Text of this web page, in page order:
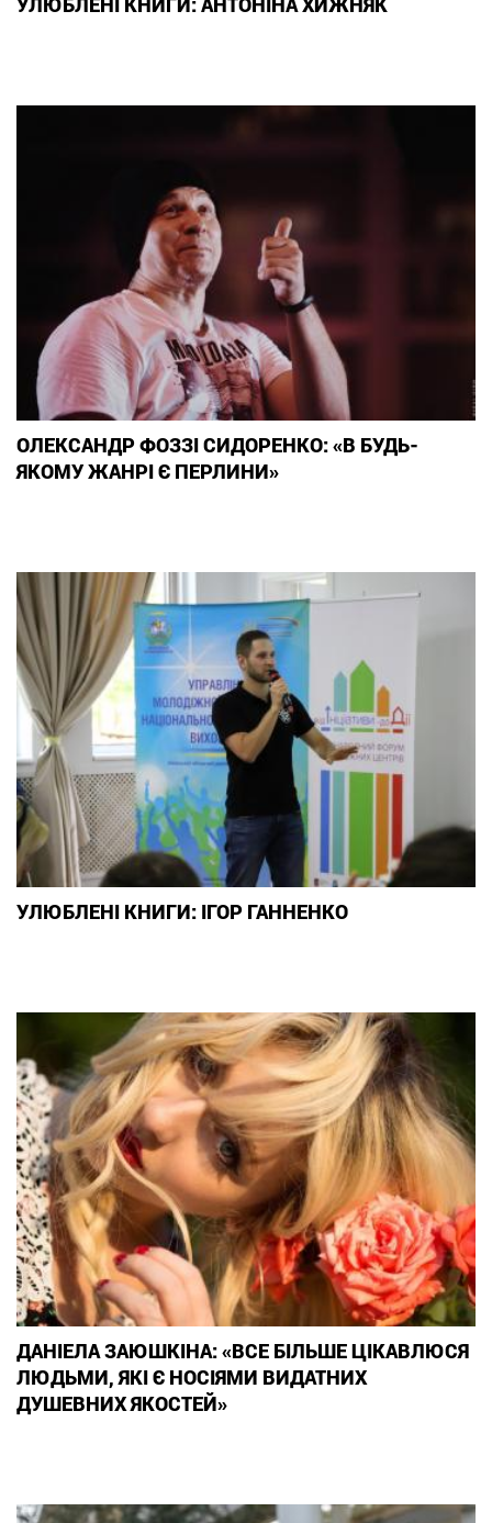
ОЛЕКСАНДР ФОЗЗІ СИДОРЕНКО: «В БУДЬ-
ЯКОМУ ЖАНРІ Є ПЕРЛИНИ»
УЛЮБЛЕНІ КНИГИ: ІГОР ГАННЕНКО
ДАНІЕЛА ЗАЮШКІНА: «ВСЕ БІЛЬШЕ ЦІКАВЛЮСЯ
ЛЮДЬМИ, ЯКІ Є НОСІЯМИ ВИДАТНИХ
ДУШЕВНИХ ЯКОСТЕЙ»